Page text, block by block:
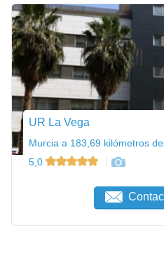
UR La Vega
Murcia a 183,69 kilómetros
5,0